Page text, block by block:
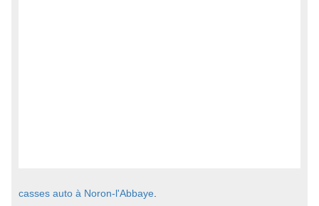
casses auto à Noron-l'Abbaye